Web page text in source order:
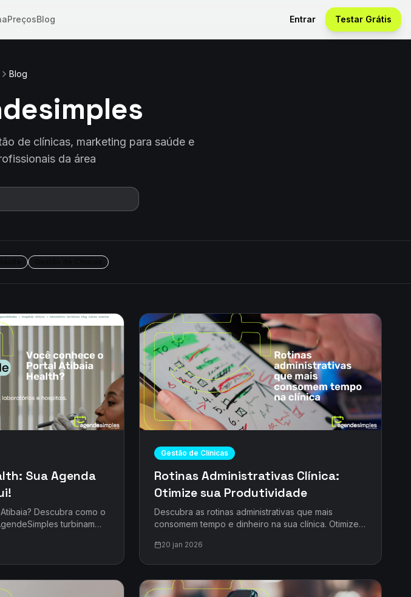
PreçosBlog Entrar Testar Grátis
Blog
de clínicas, marketing para saúde e
da área
Sua Agenda
Descubra como o
turbinam
Gestão de Clínicas
Rotinas Administrativas Clínica:
Otimize sua Produtividade
Descubra as rotinas administrativas que mais
consomem tempo e dinheiro na sua clínica. Otimize
soluções inteligentes.
20 jan 2026